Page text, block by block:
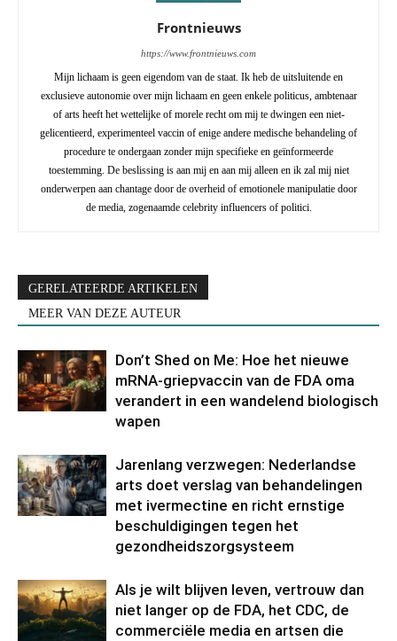
Frontnieuws
https://www.frontnieuws.com
Mijn lichaam is geen eigendom van de staat. Ik heb de uitsluitende en
exclusieve autonomie over mijn lichaam en geen enkele politicus, ambtenaar
of arts heeft het wettelijke of morele recht om mij te dwingen een niet-
gelicentieerd, experimenteel vaccin of enige andere medische behandeling of
procedure te ondergaan zonder mijn specifieke en geïnformeerde
toestemming. De beslissing is aan mij en aan mij alleen en ik zal mij niet
onderwerpen aan chantage door de overheid of emotionele manipulatie door
de media, zogenaamde celebrity influencers of politici.
GERELATEERDE ARTIKELEN
MEER VAN DEZE AUTEUR
Don’t Shed on Me: Hoe het nieuwe
mRNA-griepvaccin van de FDA oma
verandert in een wandelend biologisch
wapen
Jarenlang verzwegen: Nederlandse
arts doet verslag van behandelingen
met ivermectine en richt ernstige
beschuldigingen tegen het
gezondheidszorgsysteem
Als je wilt blijven leven, vertrouw dan
niet langer op de FDA, het CDC, de
commerciële media en artsen die